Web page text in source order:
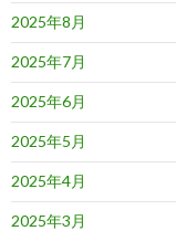
2025年8月
2025年7月
2025年6月
2025年5月
2025年4月
2025年3月